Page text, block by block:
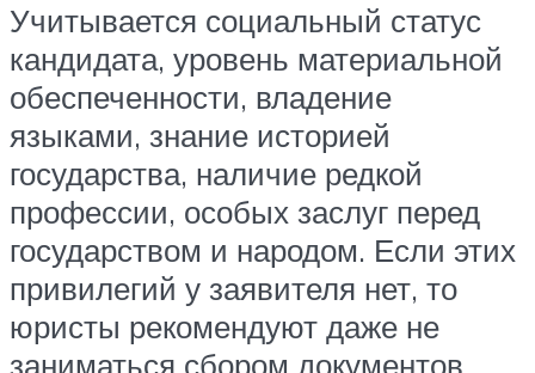
Учитывается социальный статус
кандидата, уровень материальной
обеспеченности, владение
языками, знание историей
государства, наличие редкой
профессии, особых заслуг перед
государством и народом. Если этих
привилегий у заявителя нет, то
юристы рекомендуют даже не
заниматься сбором документов.